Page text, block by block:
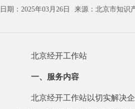
日期：2025年03月26日
来源：北京市知识
北京经开工作站
一、服务内容
北京经开工作站以切实解决